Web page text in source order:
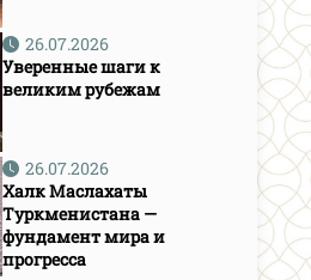
26.07.2026
Уверенные шаги к
великим рубежам
26.07.2026
Халк Маслахаты
Туркменистана —
фундамент мира и
прогресса